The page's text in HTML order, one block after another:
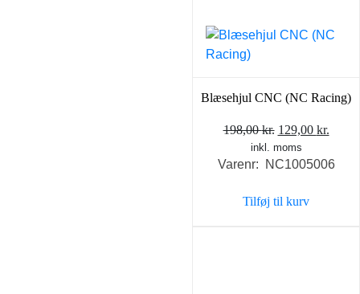
Blæsehjul CNC (NC Racing)
198,00kr. Den
oprindelige
pris
198,00 kr..
129,00 kr.
pris
inkl. moms
Varenr: NC1005006
Tilføj til kurv